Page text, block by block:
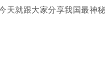
天就跟大家分享我国最神